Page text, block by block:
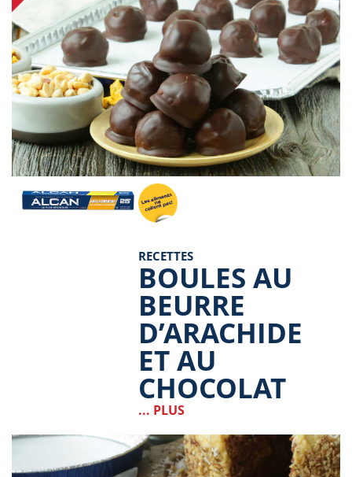
Image
RECETTES
BOULES AU
BEURRE
D’ARACHIDE
ET AU
CHOCOLAT
... PLUS